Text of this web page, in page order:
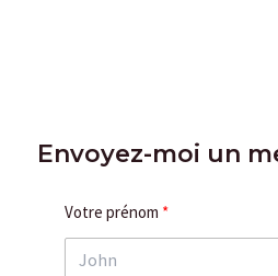
Envoyez-moi un
Votre prénom